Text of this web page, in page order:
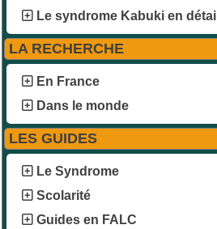
Le syndrome Kabuki en détail
LA RECHERCHE
En France
Dans le monde
LES GUIDES
Le Syndrome
Scolarité
Guides en FALC